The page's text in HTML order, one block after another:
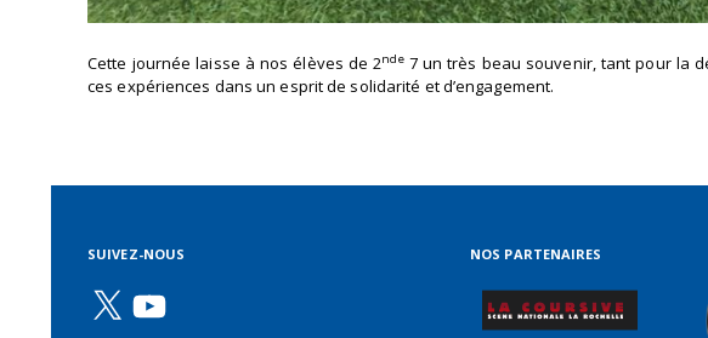
Cette journée laisse à nos élèves de 2nde7 un très beau souvenir, tant pour la
ces expériences dans un esprit de solidarité et d’engagement.
SUIVEZ-NOUS
X YouTube
NOS PARTENAIRES